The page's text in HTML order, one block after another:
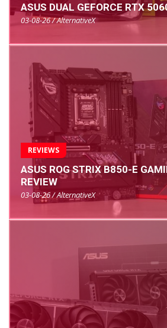
ASUS DUAL GEFORCE RTX
03-08-26 / AlternativeX
REVIEWS
ASUS ROG STRIX B850-E
REVIEW
03-08-26 / AlternativeX